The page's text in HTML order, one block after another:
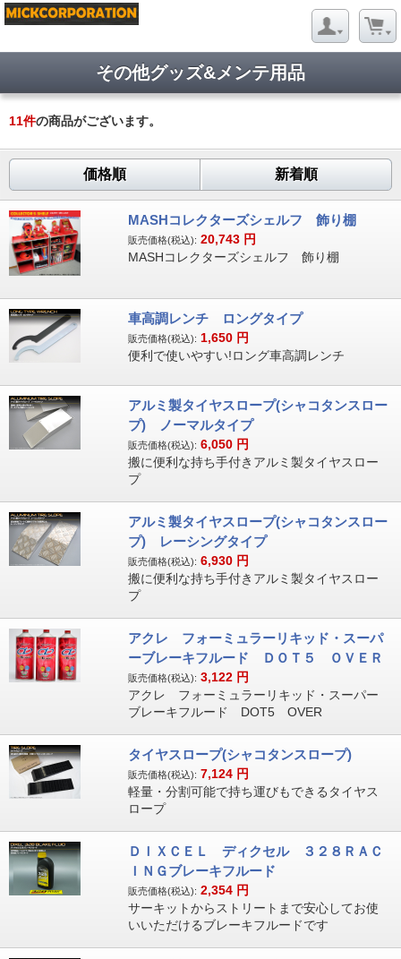
その他グッズ&メンテ用品
11件の商品がございます。
価格順 新着順
MASHコレクターズシェルフ 飾り棚
販売価格(税込): 20,743 円
MASHコレクターズシェルフ 飾り棚
車高調レンチ ロングタイプ
販売価格(税込): 1,650 円
便利で使いやすい!ロング車高調レンチ
アルミ製タイヤスロープ(シャコタンスロー
プ) ノーマルタイプ
販売価格(税込): 6,050 円
搬に便利な持ち手付きアルミ製タイヤスロー
プ
アルミ製タイヤスロープ(シャコタンスロー
プ) レーシングタイプ
販売価格(税込): 6,930 円
搬に便利な持ち手付きアルミ製タイヤスロー
プ
アクレ フォーミュラーリキッド・スーパ
ーブレーキフルード ＤＯＴ５ ＯＶＥＲ
販売価格(税込): 3,122 円
アクレ フォーミュラーリキッド・スーパー
ブレーキフルード DOT5 OVER
タイヤスロープ(シャコタンスロープ)
販売価格(税込): 7,124 円
軽量・分割可能で持ち運びもできるタイヤス
ロープ
ＤＩＸＣＥＬ ディクセル ３２８ＲＡＣ
ＩＮＧブレーキフルード
販売価格(税込): 2,354 円
サーキットからストリートまで安心してお使
いいただけるブレーキフルードです